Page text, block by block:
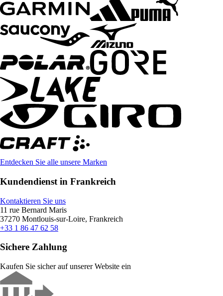
Entdecken Sie alle unsere Marken
Kundendienst in Frankreich
Kontaktieren Sie uns
11 rue Bernard Maris
37270 Montlouis-sur-Loire, Frankreich
+33 1 86 47 62 58
Sichere Zahlung
Kaufen Sie sicher auf unserer Website ein